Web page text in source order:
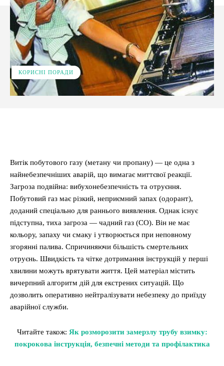
КОРИСНІ ПОРАДИ
Витік побутового газу (метану чи пропану) — це одна з
найнебезпечніших аварій, що вимагає миттєвої реакції.
Загроза подвійна: вибухонебезпечність та отруєння.
Побутовий газ має різкий, неприємний запах (одорант),
доданий спеціально для раннього виявлення. Однак існує
підступна, тиха загроза — чадний газ (СО). Він не має
кольору, запаху чи смаку і утворюється при неповному
згорянні палива. Спричиняючи більшість смертельних
отруєнь. Швидкість та чітке дотримання інструкцій у перші
хвилини можуть врятувати життя. Цей матеріал містить
вичерпний алгоритм дій для екстрених ситуацій. Що
дозволить оперативно нейтралізувати небезпеку до приїзду
аварійної служби.
Читайте також: Як розморозити замерзлу трубу взимку:
покрокова інструкція, безпечні методи та профілактика